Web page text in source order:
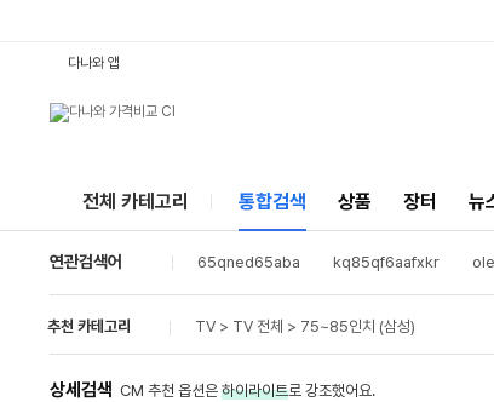
다나와 앱
전체 카테고리 통합검색 상품 장터 뉴
연관검색어 65qned65aba kq85qf6aafxkr
86qned75aea
kq85qf7dafxkr
kq65qf7aafxkr
kq85qnf70bfxkr
추천 카테고리 TV > TV 전체 > 75~85인치 (삼성)
상세검색 CM 추천 옵션은 하이라이트로 강조했어요.